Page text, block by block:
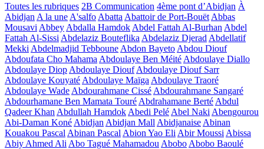
Toutes les rubriques 2B Communication 4ème pont d’Abidjan À
Abidjan A la une A'salfo Abatta Abattoir de Port-Bouët Abbas
Mousavi Abbey Abdalla Hamdok Abdel Fattah Al-Burhan Abdel
Fattah Al-Sissi Abdelaziz Bouteflika Abdelaziz Djerad Abdellatif
Mekki Abdelmadjid Tebboune Abdon Bayeto Abdou Diouf
Abdoufata Cho Mahama Abdoulaye Ben Méité Abdoulaye Diallo
Abdoulaye Diop Abdoulaye Diouf Abdoulaye Diouf Sarr
Abdoulaye Kouyaté Abdoulaye Maïga Abdoulaye Traoré
Abdoulaye Wade Abdourahmane Cissé Abdourahmane Sangaré
Abdourhamane Ben Mamata Touré Abdrahamane Berté Abdul
Qadeer Khan Abdullah Hamdok Abedi Pelé Abel Naki Abengourou
Abi-Daman Koné Abidjan Abidjan Mall Abidjanaise Abinan
Kouakou Pascal Abinan Pascal Abion Yao Eli Abir Moussi Abissa
Abiy Ahmed Ali Abo Tagué Mahamadou Abobo Abobo Baoulé